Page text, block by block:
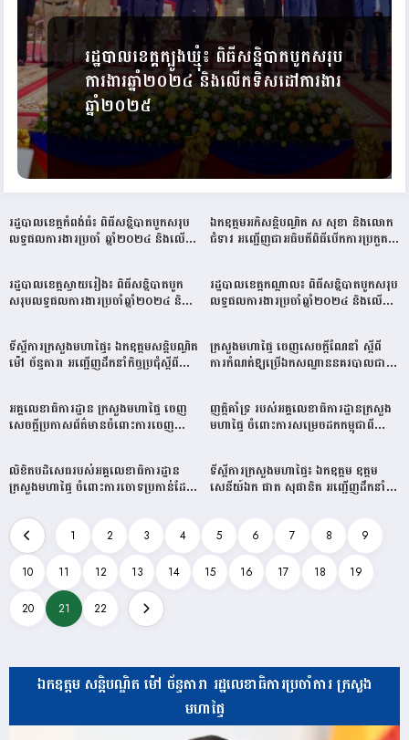
រដ្ឋបាលខេត្តត្បូងឃ្មុំ៖ ពិធីសន្និបាតបូកសរុប
ការងារឆ្នាំ២០២៤ និងលើកទិសដៅការងារ
ឆ្នាំ២០២៥
រដ្ឋបាលខេត្តកំពង់ធំ៖ ពិធីសន្និបាតបូកសរុប
លទ្ធផលការងារប្រចាំ ឆ្នាំ២០២៤ និងលើក
ឯកឧត្តមអភិសន្តិបណ្ឌិត ស សុខា និងលោក
ជំទាវ អញ្ជើញជាអធិបតីពិធីបើកការប្រកួត
រដ្ឋបាលខេត្តស្វាយរៀង៖ ពិធីសន្និបាតបូក
សរុបលទ្ធផលការងារប្រចាំឆ្នាំ២០២៤ និង
រដ្ឋបាលខេត្តកណ្ដាល៖ ពិធីសន្និបាតបូកសរុប
លទ្ធផលការងារប្រចាំឆ្នាំ២០២៤ និងលើក
ទីស្ដីការក្រសួងមហាផ្ទៃ៖ ឯកឧត្តមសន្តិបណ្ឌិត
ម៉ៅ ច័ន្ទតារា អញ្ជើញដឹកនាំកិច្ចប្រជុំស្តីពី
ឆ្នាំ២០២៤ របស់អគ្គលេខាធិការដ្ឋាន
ក្រសួងមហាផ្ទៃ ចេញសេចក្តីណែនាំ ស្តីពី
ការកំណត់ឱ្យប្រើឯកសណ្ឋាននគរបាលជាតិ
តែងតាំងជាមុខងារនយោបាយ
អគ្គលេខាធិការដ្ឋាន ក្រសួងមហាផ្ទៃ ចេញ
សេចក្តីប្រកាសព័ត៌មានចំពោះការចេញ
ញត្តិគាំទ្រ របស់អគ្គលេខាធិការដ្ឋានក្រសួង
មហាផ្ទៃ ចំពោះការសម្រេចដកកម្ពុជាពី
(CLV-DTA)
លិខិតបដិសេធរបស់អគ្គលេខាធិការដ្ឋាន
ក្រសួងមហាផ្ទៃ ចំពោះការចោទប្រកាន់ដែល
មកលើថ្នាក់ដឹកនាំក្រសួងមហាផ្ទៃ
ទីស្ដីការក្រសួងមហាផ្ទៃ៖ ឯកឧត្តម ឧត្តម
សេនីយ៍ឯក ផាត សុផានិត អញ្ជើញដឹកនាំ
ជាមួយប្រទេសជាមិត្ត
1 2 3 4 5 6 7 8 9
10 11 12 13 14 15 16 17 18 19
20 21 22
ឯកឧត្តម សន្តិបណ្ឌិត ម៉ៅ ច័ន្ទតារា រដ្ឋលេខាធិការប្រចាំការ ក្រសួង
មហាផ្ទៃ